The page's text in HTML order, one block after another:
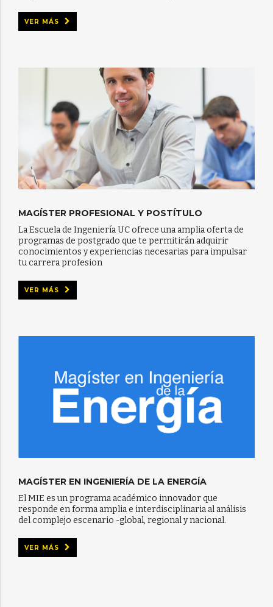
VER MÁS
MAGÍSTER PROFESIONAL Y POSTÍTULO
La Escuela de Ingeniería UC ofrece una amplia oferta de
programas de postgrado que te permitirán adquirir
conocimientos y experiencias necesarias para impulsar
tu carrera profesion
VER MÁS
MAGÍSTER EN INGENIERÍA DE LA ENERGÍA
El MIE es un programa académico innovador que
responde en forma amplia e interdisciplinaria al análisis
del complejo escenario -global, regional y nacional.
VER MÁS